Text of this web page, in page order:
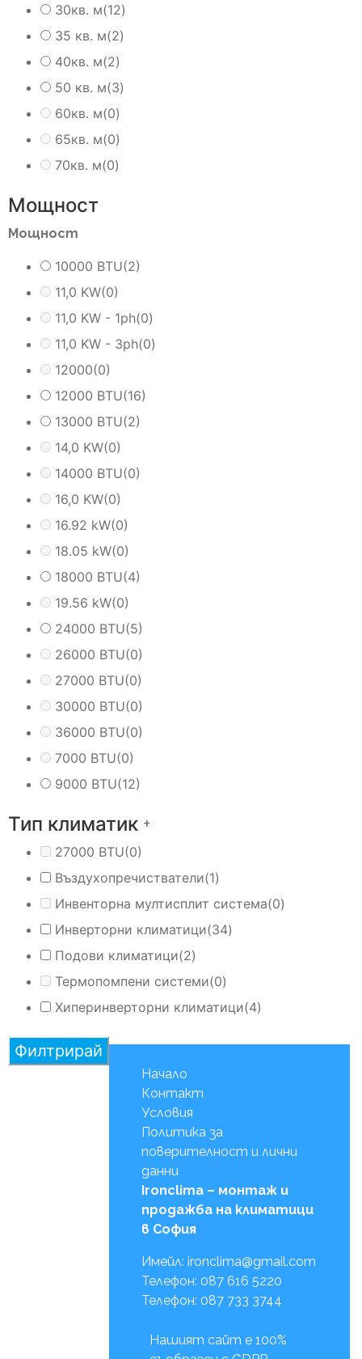
30кв. м(12)
35 кв. м(2)
40кв. м(2)
50 кв. м(3)
60кв. м(0)
65кв. м(0)
70кв. м(0)
Мощност
Мощност
10000 BTU(2)
11,0 KW(0)
11,0 KW - 1ph(0)
11,0 KW - 3ph(0)
12000(0)
12000 BTU(16)
13000 BTU(2)
14,0 KW(0)
14000 BTU(0)
16,0 KW(0)
16.92 kW(0)
18.05 kW(0)
18000 BTU(4)
19.56 kW(0)
24000 BTU(5)
26000 BTU(0)
27000 BTU(0)
30000 BTU(0)
36000 BTU(0)
7000 BTU(0)
9000 BTU(12)
Тип климатик +
27000 BTU(0)
Въздухопречистватели(1)
Инвенторна мултисплит система(0)
Инверторни климатици(34)
Подови климатици(2)
Термопомпени системи(0)
Хиперинверторни климатици(4)
Филтрирай
Начало
Контакт
Условия
Политика за
поверителност и лични
данни
Ironclima – монтаж и
продажба на климатици
в София
Имейл: ironclima@gmail.com
Телефон: 087 616 5220
Телефон: 087 733 3744
Нашият сайт е 100%